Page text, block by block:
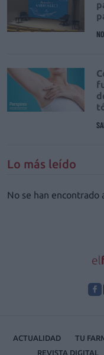
Lo más leído
No se han encontrado
ACTUALIDAD TU
REVISTA DIGITAL